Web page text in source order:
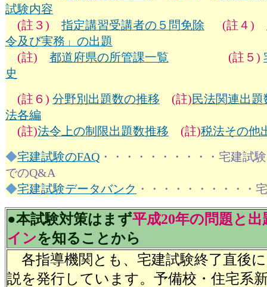
試験内容
(註３) 指定講習受講者の５問免除 (註４)
令及び実務」の出題
(註) 都道府県の所管課一覧 (註５)
史
(註６) 分野別出題数の推移 (註)民法関連出題
法各編
(註)法令上の制限出題数推移 (註)税法その他
◆宅建試験のFAQ ・・・・・・・・・・宅建試
でのQ&A
◆宅建試験データバンク ・・・・・・・・・・
●本試験対策はまず平成20年の問題と
インを知ることから
各指導機関とも、宅建試験終了直後
説を発行しています。予備校・住宅系